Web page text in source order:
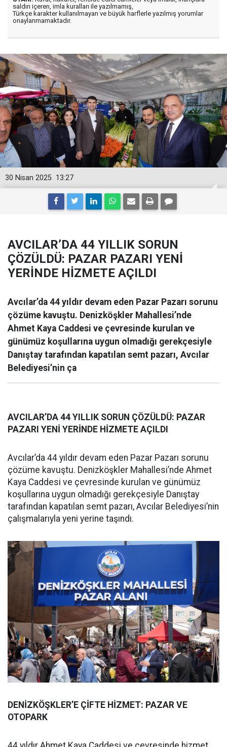
saldırı içeren, imla kuralları ile yazılmamış,
Türkçe karakter kullanılmayan ve büyük harflerle yazılmış yorumlar
onaylanmamaktadır.
13:27
30 Nisan 2025
AVCILAR’DA 44 YILLIK SORUN
ÇÖZÜLDÜ: PAZAR PAZARI YENİ
YERİNDE HİZMETE AÇILDI
Avcılar’da 44 yıldır devam eden Pazar Pazarı sorunu
çözüme kavuştu. Denizköşkler Mahallesi’nde
Ahmet Kaya Caddesi ve çevresinde kurulan ve
günümüz koşullarına uygun olmadığı gerekçesiyle
Danıştay tarafından kapatılan semt pazarı, Avcılar
Belediyesi’nin ça
AVCILAR’DA 44 YILLIK SORUN ÇÖZÜLDÜ: PAZAR
PAZARI YENİ YERİNDE HİZMETE AÇILDI
Avcılar’da 44 yıldır devam eden Pazar Pazarı sorunu
çözüme kavuştu. Denizköşkler Mahallesi’nde Ahmet
Kaya Caddesi ve çevresinde kurulan ve günümüz
koşullarına uygun olmadığı gerekçesiyle Danıştay
tarafından kapatılan semt pazarı, Avcılar Belediyesi’nin
çalışmalarıyla yeni yerine taşındı.
DENİZKÖŞKLER’E ÇİFTE HİZMET: PAZAR VE
OTOPARK